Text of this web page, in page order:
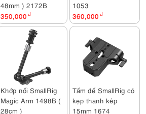
48mm ) 2172B
350,000 đ
1053
360,000 đ
Khớp nối SmallRig
Magic Arm 1498B (
28cm )
Tấm đế SmallRig có
kẹp thanh kép
15mm 1674